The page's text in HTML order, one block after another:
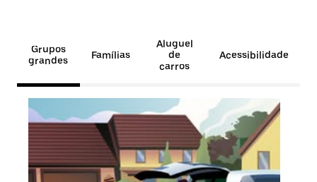
Grupos
grandes
Famílias
Aluguel
de
carros
Acessibilidade